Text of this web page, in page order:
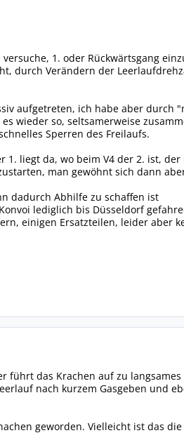
1. oder Rückwärtsgang
durch Verändern der
aufgetreten, ich habe aber
wieder so, seltsamerweise
Sperren des Freilaufs.
liegt da, wo beim V4 der 2. ist,
man gewöhnt sich dann
dadurch Abhilfe zu schaffen ist
lediglich bis Düsseldorf
einigen Ersatzteilen, leider aber
das Krachen auf zu
nach kurzem Gasgeben und
geworden. Vielleicht ist das